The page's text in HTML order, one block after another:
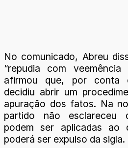
No comunicado, Abreu
“repudia com
afirmou que, por conta
decidiu abrir um
apuração dos fatos. Na
partido não esclareceu
podem ser aplicadas ao
poderá ser expulso da sigla.